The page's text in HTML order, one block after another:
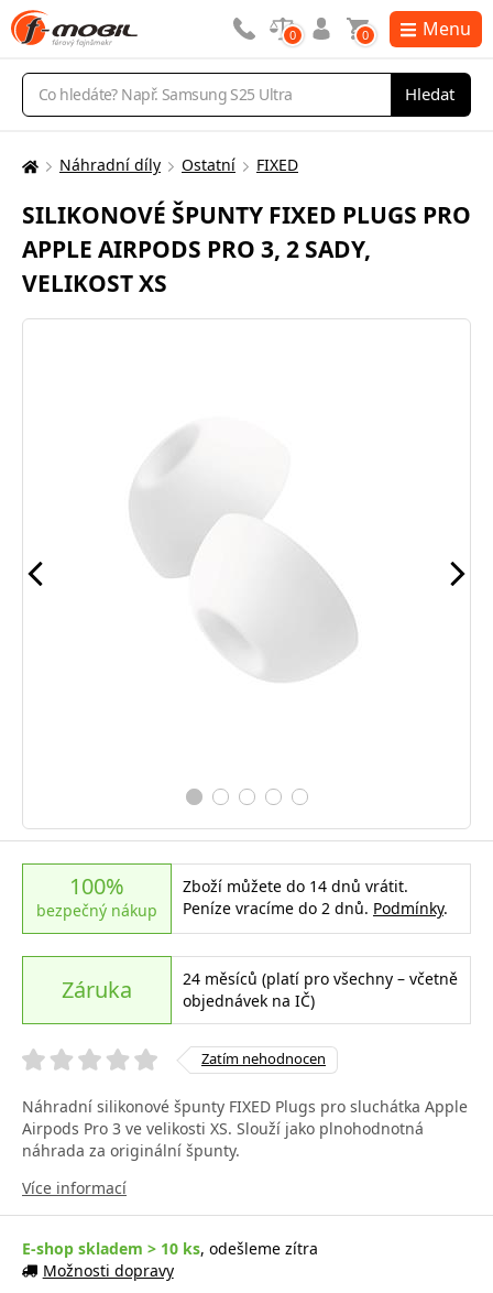
Vyhledávání
Hledat
0 0 Menu
Zde
nacházíte:
Náhradní díly Ostatní FIXED
SILIKONOVÉ ŠPUNTY FIXED PLUGS PRO
APPLE AIRPODS PRO 3, 2 SADY,
VELIKOST XS
100%
bezpečný nákup
Zboží můžete do 14 dnů vrátit.
Peníze vracíme do 2 dnů. Podmínky.
Záruka
24 měsíců (platí pro všechny – včetně
objednávek na IČ)
Zatím nehodnocen
Náhradní silikonové špunty FIXED Plugs pro sluchátka Apple
Airpods Pro 3 ve velikosti XS. Slouží jako plnohodnotná
náhrada za originální špunty.
Více informací
E-shop skladem > 10 ks, odešleme zítra
Možnosti dopravy